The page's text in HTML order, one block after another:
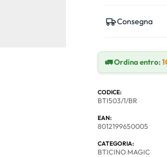
Consegna
🚛 Ordina entro:
CODICE:
BTI503/1/BR
EAN:
8012199650005
CATEGORIA:
BTICINO MAGIC